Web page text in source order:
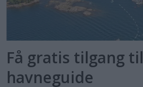
Få gratis tilgang til
havneguide